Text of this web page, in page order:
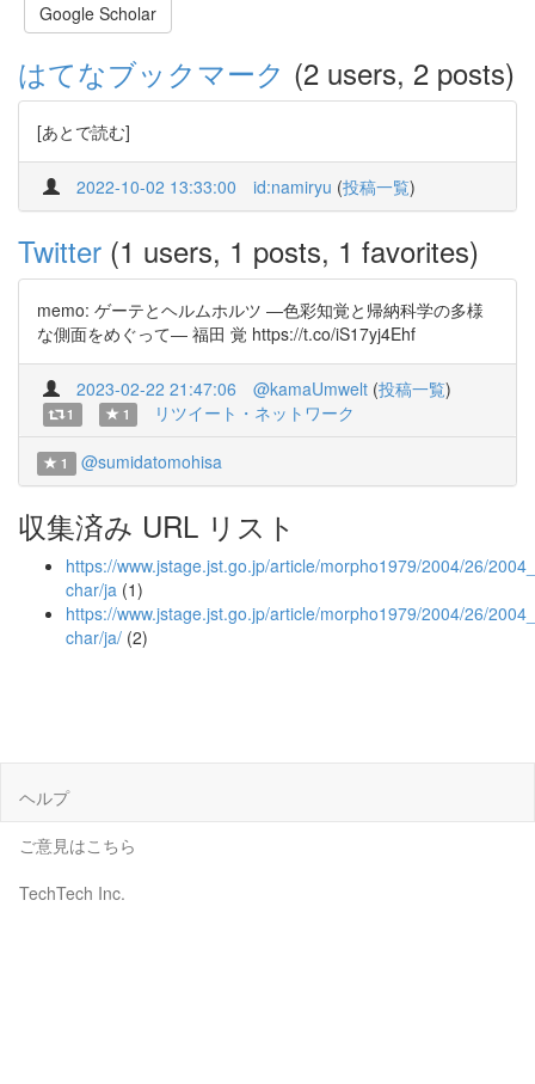
Google Scholar
はてなブックマーク (2 users, 2 posts)
[あとで読む]
2022-10-02 13:33:00 id:namiryu (投稿一覧)
Twitter (1 users, 1 posts, 1 favorites)
memo: ゲーテとヘルムホルツ ―色彩知覚と帰納科学の多様
な側面をめぐって― 福田 覚 https://t.co/iS17yj4Ehf
2023-02-22 21:47:06 @kamaUmwelt (投稿一覧)
1 1 リツイート・ネットワーク
1 @sumidatomohisa
収集済み URL リスト
https://www.jstage.jst.go.jp/article/morpho1979/2004/26/
char/ja (1)
https://www.jstage.jst.go.jp/article/morpho1979/2004/26/
char/ja/ (2)
ヘルプ
ご意見はこちら
TechTech Inc.